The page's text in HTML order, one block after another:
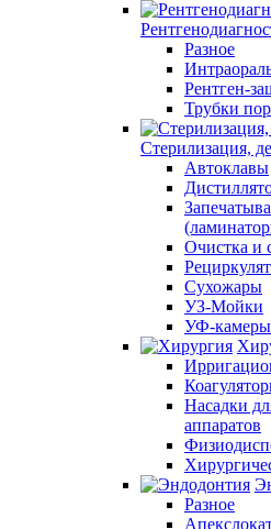
Разное
Рентген-
Трубки
Стерилизация,
Автоклавы
Очистка и
Сухожары
УЗ-Мойки
УФ-камеры
Насадки
аппаратов
Разное